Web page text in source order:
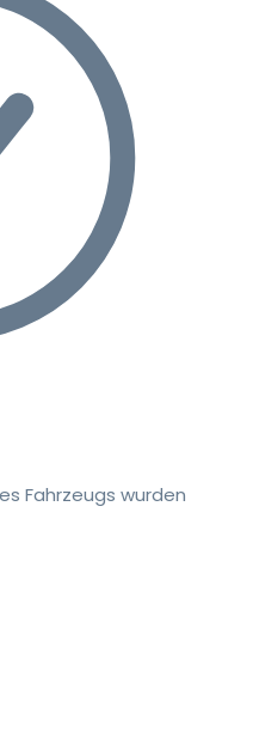
Fahrzeugs wurden